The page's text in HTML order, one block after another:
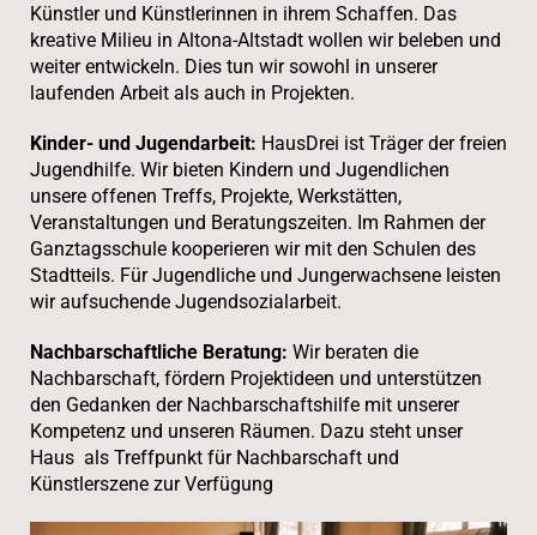
Künstler und Künstlerinnen in ihrem Schaffen. Das
kreative Milieu in Altona-Altstadt wollen wir beleben und
weiter entwickeln. Dies tun wir sowohl in unserer
laufenden Arbeit als auch in Projekten.
Kinder- und Jugendarbeit: HausDrei ist Träger der freien
Jugendhilfe. Wir bieten Kindern und Jugendlichen
unsere offenen Treffs, Projekte, Werkstätten,
Veranstaltungen und Beratungszeiten. Im Rahmen der
Ganztagsschule kooperieren wir mit den Schulen des
Stadtteils. Für Jugendliche und Jungerwachsene leisten
wir aufsuchende Jugendsozialarbeit.
Nachbarschaftliche Beratung: Wir beraten die
Nachbarschaft, fördern Projektideen und unterstützen
den Gedanken der Nachbarschaftshilfe mit unserer
Kompetenz und unseren Räumen. Dazu steht unser
Haus als Treffpunkt für Nachbarschaft und
Künstlerszene zur Verfügung